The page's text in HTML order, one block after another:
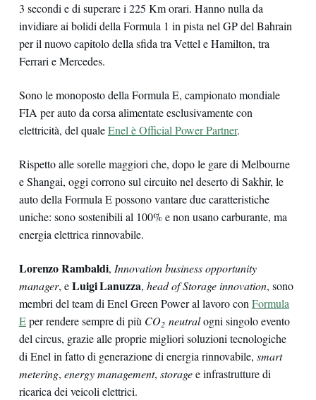
3 secondi e di superare i 225 Km orari. Hanno nulla da
invidiare ai bolidi della Formula 1 in pista nel GP del Bahrain
per il nuovo capitolo della sfida tra Vettel e Hamilton, tra
Ferrari e Mercedes.
Sono le monoposto della Formula E, campionato mondiale
FIA per auto da corsa alimentate esclusivamente con
elettricità, del qualeEnel è Official Power Partner.
Rispetto alle sorelle maggiori che, dopo le gare di Melbourne
e Shangai, oggi corrono sul circuito nel deserto di Sakhir, le
auto della Formula E possono vantare due caratteristiche
uniche: sono sostenibili al 100% e non usano carburante, ma
energia elettrica rinnovabile.
Lorenzo Rambaldi, Innovation business opportunity
manager, eLuigi Lanuzza, head of Storage innovation, sono
membri del team di Enel Green Power al lavoro conFormula
Eper rendere sempre di più CO2neutralogni singolo evento
del circus, grazie alle proprie migliori soluzioni tecnologiche
di Enel in fatto di generazione di energia rinnovabile, smart
metering, energy management, storagee infrastrutture di
ricarica dei veicoli elettrici.